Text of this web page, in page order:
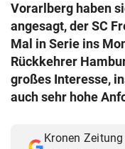
Vorarlberg haben
angesagt, der SC
Mal in Serie ins
Rückkehrer
großes Interesse,
auch sehr hohe
Kronen